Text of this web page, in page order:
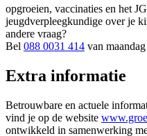
opgroeien, vaccinaties en het
jeugdverpleegkundige over je
andere vraag?
Bel 088 0031 414 van
Extra informatie
Betrouwbare en actuele
vind je op de website
ontwikkeld in samenwerking